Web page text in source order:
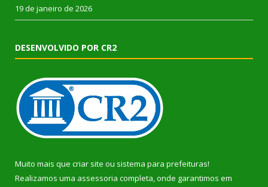
19 de janeiro de 2026
DESENVOLVIDO POR CR2
Muito mais que criar site ou sistema para prefeituras!
Realizamos uma assessoria completa, onde garantimos em